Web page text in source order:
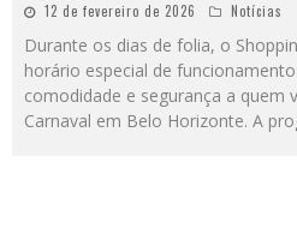
12 de fevereiro de 2026
Notícias
Durante os dias de folia, o
horário especial de
comodidade e segurança a quem
Carnaval em Belo Horizonte. A